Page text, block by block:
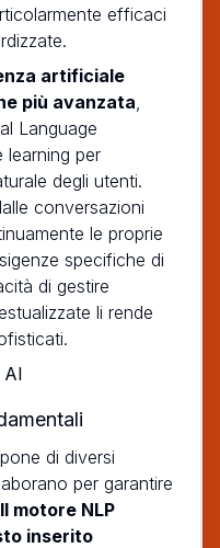
efficaci
artificiale
più avanzata
Language
learning per
degli utenti.
conversazioni
le proprie
specifiche di
di gestire
li rende
di diversi
per garantire
Il motore NLP
inserito